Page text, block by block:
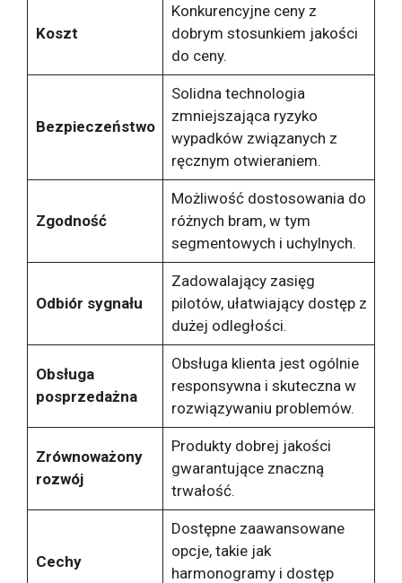
Koszt
Konkurencyjne ceny z
dobrym stosunkiem jakości
do ceny.
Bezpieczeństwo
Solidna technologia
zmniejszająca ryzyko
wypadków związanych z
ręcznym otwieraniem.
Zgodność
Możliwość dostosowania do
różnych bram, w tym
segmentowych i uchylnych.
Odbiór sygnału
Zadowalający zasięg
pilotów, ułatwiający dostęp z
dużej odległości.
Obsługa
posprzedażna
Obsługa klienta jest ogólnie
responsywna i skuteczna w
rozwiązywaniu problemów.
Zrównoważony
rozwój
Produkty dobrej jakości
gwarantujące znaczną
trwałość.
Cechy
Dostępne zaawansowane
opcje, takie jak
harmonogramy i dostęp